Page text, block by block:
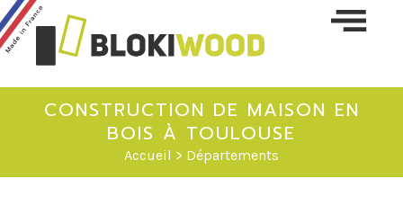
CONSTRUCTION DE MAISON EN
BOIS À TOULOUSE
Accueil > Départements